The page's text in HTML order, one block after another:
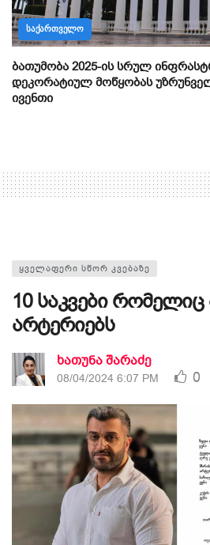
ᲡᲐᲥᲐᲠᲗᲕᲔᲚᲝ
ბათუმობა 2025-ის სრულ
დეკორატიულ მოწყობას
ივენთი
ᲧᲕᲔᲚᲐᲤᲔᲠᲘ ᲡᲬᲝᲠ ᲙᲕᲔᲑᲐᲖᲔ
10 საკვები
არტერიებს
ხათუნა შარაძე
08/04/2024 6:07 PM 0